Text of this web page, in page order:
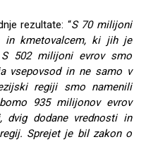
rezultate: “S 70 milijoni
in kmetovalcem, ki jih je
502 milijoni evrov smo
vsepovsod in ne samo v
regiji smo namenili
935 milijonov evrov
dvig dodane vrednosti in
Sprejet je bil zakon o